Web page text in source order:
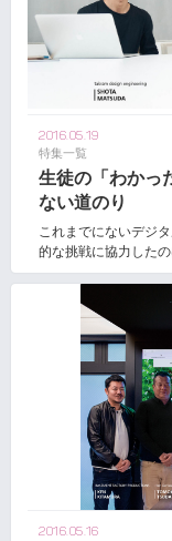
2016.05.19
特集一覧
生徒の「わかっ
ない道のり
これまでにないデジ
的な挑戦に協力した
2016.05.16